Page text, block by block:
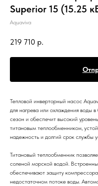
Superior 15 (15.25
Aquaviva
219 710 р.
Тепловой инверторный насос
для нагрева или охлаждения воды
сезон и обеспечит высокий
титановым теплообменником,
надежность и долгий срок службы
Титановый теплообменник
соленой морской водой.
обеспечивают защиту
недостаточном потоке воды.